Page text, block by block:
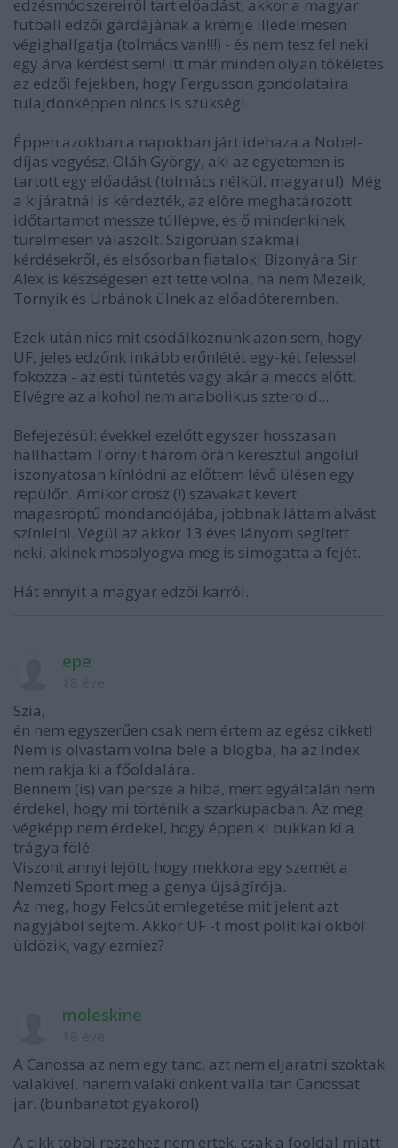
edzésmódszereiről tart előadást, akkor a magyar
futball edzői gárdájának a krémje illedelmesen
végighallgatja (tolmács van!!!) - és nem tesz fel neki
egy árva kérdést sem! Itt már minden olyan tökéletes
az edzői fejekben, hogy Fergusson gondolataira
tulajdonképpen nincs is szükség!
Éppen azokban a napokban járt idehaza a Nobel-
díjas vegyész, Oláh György, aki az egyetemen is
tartott egy előadást (tolmács nélkül, magyarul). Még
a kijáratnál is kérdezték, az előre meghatározott
időtartamot messze túllépve, és ő mindenkinek
türelmesen válaszolt. Szigorúan szakmai
kérdésekről, és elsősorban fiatalok! Bizonyára Sir
Alex is készségesen ezt tette volna, ha nem Mezeik,
Tornyik és Urbánok ülnek az előadóteremben.
Ezek után nics mit csodálkoznunk azon sem, hogy
UF, jeles edzőnk inkább erőnlétét egy-két felessel
fokozza - az esti tüntetés vagy akár a meccs előtt.
Elvégre az alkohol nem anabolikus szteroid...
Befejezésül: évekkel ezelőtt egyszer hosszasan
hallhattam Tornyit három órán keresztül angolul
iszonyatosan kínlódni az előttem lévő ülésen egy
repülőn. Amikor orosz (!) szavakat kevert
magasröptű mondandójába, jobbnak láttam alvást
színlelni. Végül az akkor 13 éves lányom segített
neki, akinek mosolyogva meg is simogatta a fejét.
Hát ennyit a magyar edzői karról.
epe
Szia,
én nem egyszerűen csak nem értem az egész cikket!
Nem is olvastam volna bele a blogba, ha az Index
nem rakja ki a főoldalára.
Bennem (is) van persze a hiba, mert egyáltalán nem
érdekel, hogy mi történik a szarkupacban. Az meg
végképp nem érdekel, hogy éppen ki bukkan ki a
trágya fölé.
Viszont annyi lejött, hogy mekkora egy szemét a
Nemzeti Sport meg a genya újságírója.
Az meg, hogy Felcsút emlegetése mit jelent azt
nagyjából sejtem. Akkor UF -t most politikai okból
üldözik, vagy ezmiez?
moleskine
A Canossa az nem egy tanc, azt nem eljaratni szoktak
valakivel, hanem valaki onkent vallaltan Canossat
jar. (bunbanatot gyakorol)
A cikk tobbi reszehez nem ertek, csak a fooldal miatt